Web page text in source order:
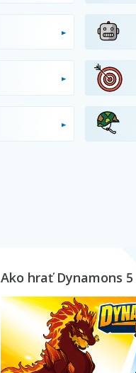
Ako hrať Dynamons 5